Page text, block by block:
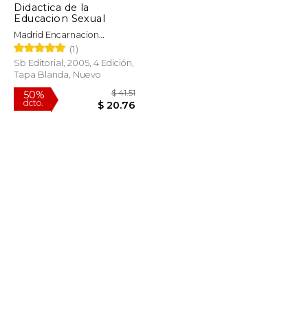
Didactica de la
Educacion Sexual
Madrid Encarnacion
M.,Martin Orlando R.
(1)
Sb Editorial, 2005, 4 Edición,
Tapa Blanda, Nuevo